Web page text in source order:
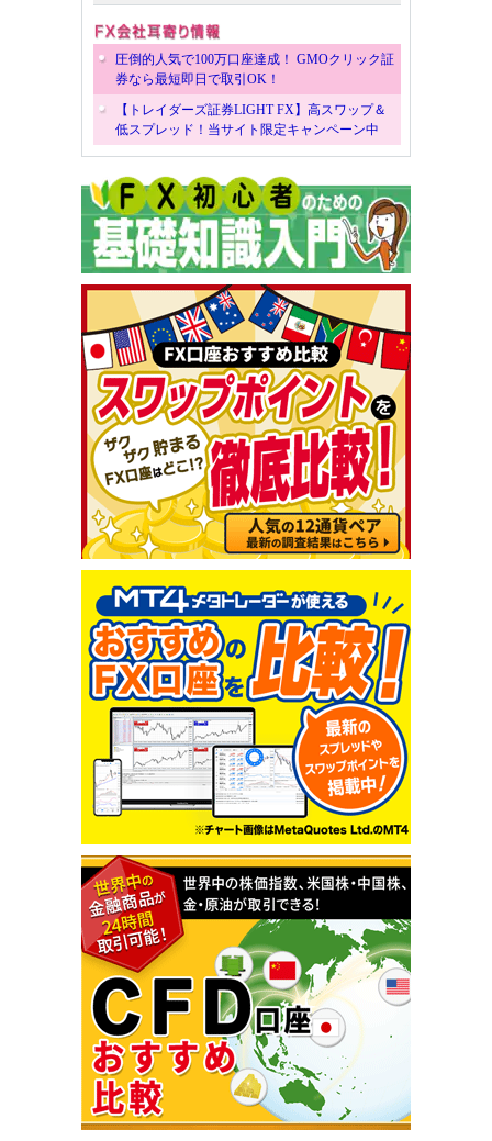
圧倒的人気で100万口座達成！ GMOクリック証
券なら最短即日で取引OK！
【トレイダーズ証券LIGHT FX】高スワップ＆
低スプレッド！当サイト限定キャンペーン中